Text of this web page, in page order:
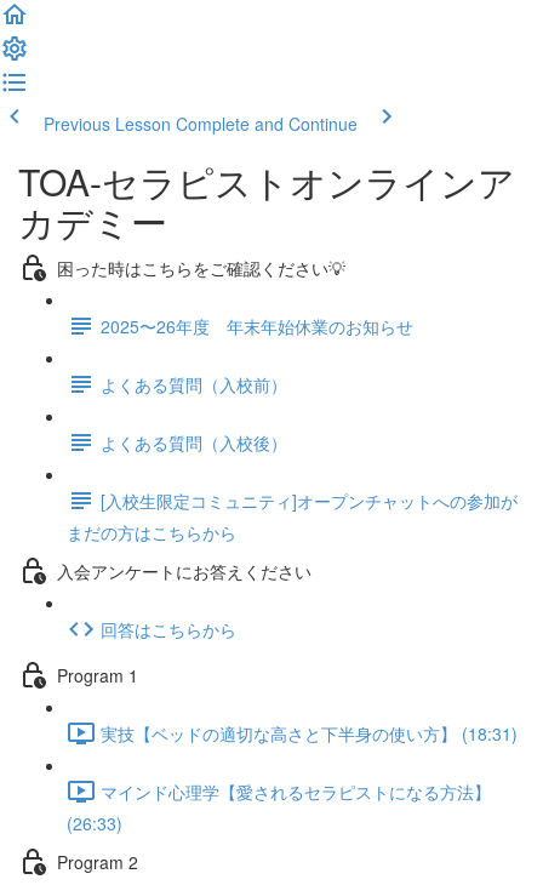
Previous Lesson Complete and Continue
TOA-セラピストオンラインア
カデミー
困った時はこちらをご確認ください💡
2025〜26年度 年末年始休業のお知らせ
よくある質問（入校前）
よくある質問（入校後）
[入校生限定コミュニティ]オープンチャットへの参加が
まだの方はこちらから
入会アンケートにお答えください
回答はこちらから
Program 1
実技【ベッドの適切な高さと下半身の使い方】 (18:31)
マインド心理学【愛されるセラピストになる方法】
(26:33)
Program 2